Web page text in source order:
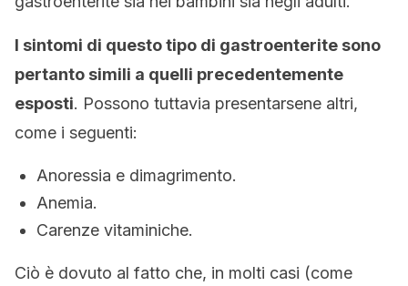
I sintomi di questo tipo di gastroenterite sono
pertanto simili a quelli precedentemente
esposti. Possono tuttavia presentarsene altri,
come i seguenti:
Anoressia e dimagrimento.
Anemia.
Carenze vitaminiche.
Ciò è dovuto al fatto che, in molti casi (come